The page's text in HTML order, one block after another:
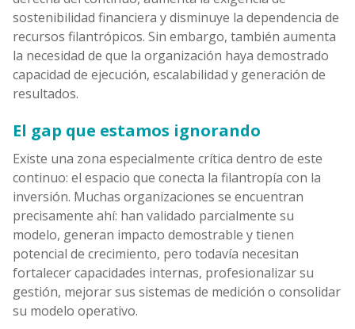
sostenibilidad financiera y disminuye la dependencia de
recursos filantrópicos. Sin embargo, también aumenta
la necesidad de que la organización haya demostrado
capacidad de ejecución, escalabilidad y generación de
resultados.
El gap que estamos ignorando
Existe una zona especialmente crítica dentro de este
continuo: el espacio que conecta la filantropía con la
inversión. Muchas organizaciones se encuentran
precisamente ahí: han validado parcialmente su
modelo, generan impacto demostrable y tienen
potencial de crecimiento, pero todavía necesitan
fortalecer capacidades internas, profesionalizar su
gestión, mejorar sus sistemas de medición o consolidar
su modelo operativo.